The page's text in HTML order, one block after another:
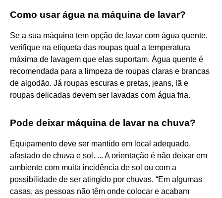
Como usar água na máquina de lavar?
Se a sua máquina tem opção de lavar com água quente,
verifique na etiqueta das roupas qual a temperatura
máxima de lavagem que elas suportam. Água quente é
recomendada para a limpeza de roupas claras e brancas
de algodão. Já roupas escuras e pretas, jeans, lã e
roupas delicadas devem ser lavadas com água fria.
Pode deixar máquina de lavar na chuva?
Equipamento deve ser mantido em local adequado,
afastado de chuva e sol. ... A orientação é não deixar em
ambiente com muita incidência de sol ou com a
possibilidade de ser atingido por chuvas. “Em algumas
casas, as pessoas não têm onde colocar e acabam